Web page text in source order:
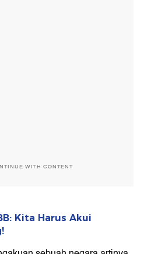
WITH CONTENT
Kita Harus Akui